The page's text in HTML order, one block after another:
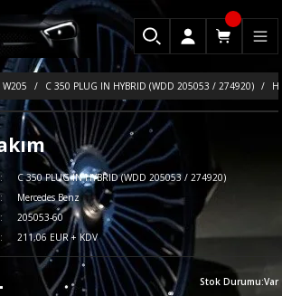
W205 C 350 PLUG IN HYBRID (WDD 205053 / 274920)
C 350 PLUG IN HYBRID (WDD 205053 / 274920)
Mercedes Benz
205053-60
211,06 EUR + KDV
Stok Durumu:Var